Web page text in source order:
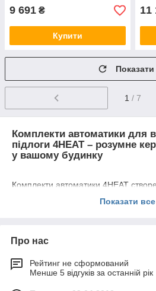
9 691 ₴
Купити
11
1 / 7
Комплекти автоматики для
підлоги 4HEAT – розумне
у вашому будинку
Комплекти автоматики 4HEAT
забезпечуючи надійний та
експлуатація систем стають
Основні компоненти
Показати все
Про нас
Рейтинг не сформований
Менше 5 відгуків за останній рік